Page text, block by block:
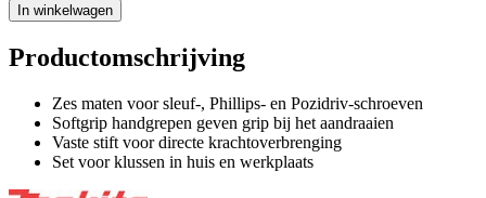
In winkelwagen
Productomschrijving
Zes maten voor sleuf-, Phillips- en Pozidriv-schroeven
Softgrip handgrepen geven grip bij het aandraaien
Vaste stift voor directe krachtoverbrenging
Set voor klussen in huis en werkplaats